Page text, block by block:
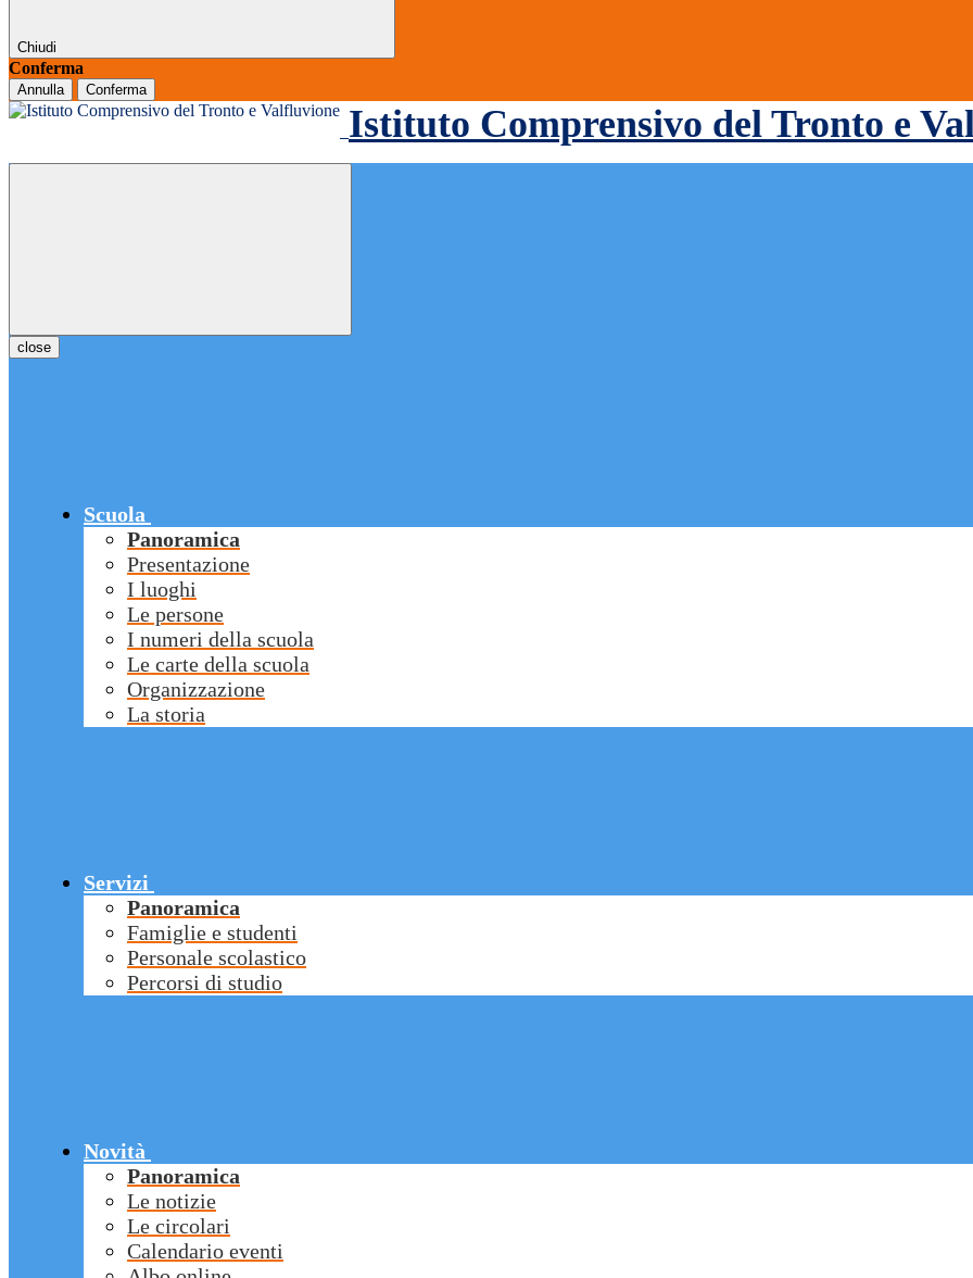
Chiudi
Conferma
Annulla Conferma
Istituto Comprensivo del Tronto e
close
Scuola
Panoramica
Presentazione
I luoghi
Le persone
I numeri della scuola
Le carte della scuola
Organizzazione
La storia
Servizi
Panoramica
Famiglie e studenti
Personale scolastico
Percorsi di studio
Novità
Panoramica
Le notizie
Le circolari
Calendario eventi